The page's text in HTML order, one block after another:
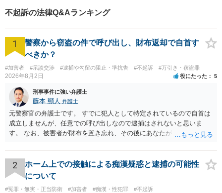
ようにと、接見禁止の一部解除の申立てを行いました。 しかし、いずれの申
立ても裁判所には認めてもらえず、Aさんは弁護士以外、誰にも会えない状況
「被疑者ノート」には、Aさんに自白を強要するための、非常に厳しい警察官
の言葉が、数多く記されていました。 警察官の取調べにより、真実が歪めら
れるようなことは決してあってはならないことから、担当弁護士らは警察署
長および検察庁に対し、即時に抗議書を送付しました。また、担当警察官に
対しても、電話にて抗議を行いました。 その後、Aさんに対する警察官の態
た。 担当弁護士らは、関連する現場などにも足を運び、事件を注意深く分析
検討した上で、最終的には担当検察官に対し、不起訴を求める終局処分意見
書を提出しました。 Aさんはその翌々日、不起訴釈放となりました。 ■解決の
ポイント 担当弁護士らがAさんと時間をかけて何度も話をし、弁護方針や取
調べ対応について面密に打合せができたことが、事件の早期解決につながり
ました。
不起訴の法律Q&Aランキング
1
警察から窃盗の件で呼び出し、財布返却で自首す
べきか？
#加害者 #示談交渉 #逮捕や勾留の阻止・準抗告 #不起訴 #万引き・窃盗罪
2026年8月2日 役にたった 5
刑事事件に強い弁護士
藤本 顯人 弁護士
元警察官の弁護士です。 すでに犯人として特定されているので自首は
成立しませんが、任意での呼び出しなので逮捕はされないと思いま
す。 なお、被害者が財布を置き忘れ、その後にあなたがトイレに入
と言い逃れはかなり厳しいものと思います。
2
ホーム上での接触による痴漢疑惑と逮捕の可能性
について
#冤罪・無実・正当防衛 #加害者 #痴漢・性犯罪 #不起訴